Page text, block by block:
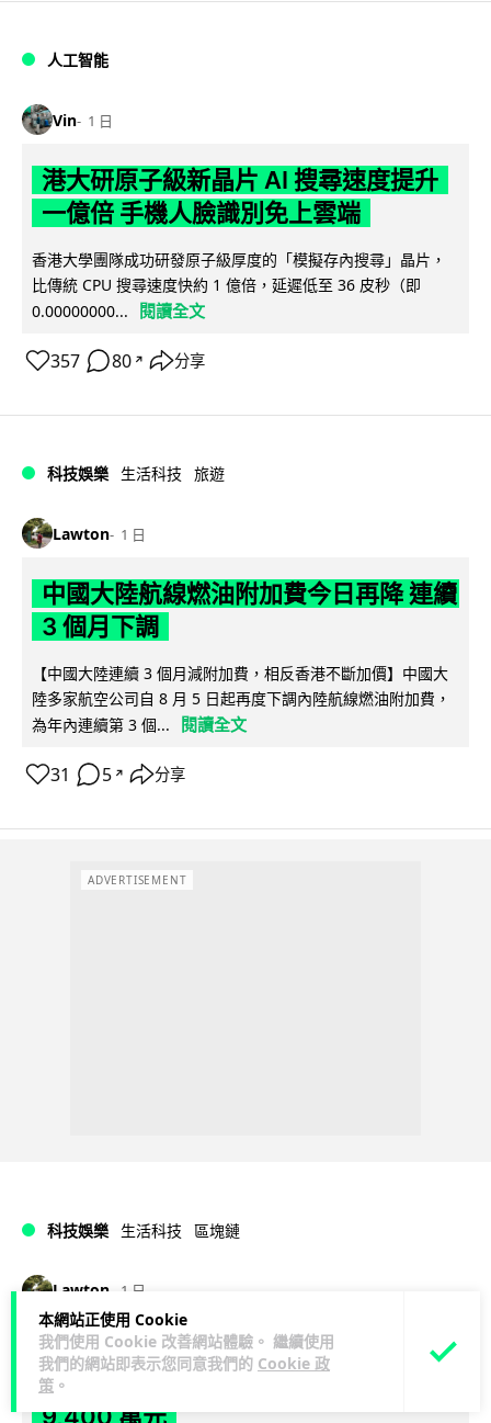
本網站正使用 Cookie
我們使用 Cookie 改善網站體驗。 繼續使用
我們的網站即表示您同意我們的 Cookie 政
策 。
人工智能
Vin 1 日
港大研原子級新晶片 AI 搜尋速度提升
一億倍 手機人臉識別免上雲端
香港大學團隊成功研發原子級厚度的「模擬存內搜尋」晶片，
比傳統 CPU 搜尋速度快約 1 億倍，延遲低至 36 皮秒（即
0.00000000...
閱讀全文
357 80 ↗ 分享
科技娛樂 生活科技 旅遊
Lawton 1 日
中國大陸航線燃油附加費今日再降 連續
3 個月下調
【中國大陸連續 3 個月減附加費，相反香港不斷加價】中國大
陸多家航空公司自 8 月 5 日起再度下調內陸航線燃油附加費，
為年內連續第 3 個...
閱讀全文
31 5 ↗ 分享
ADVERTISEMENT
科技娛樂 生活科技 區塊鏈
Lawton 1 日
Fun Coffee 咖啡騙局爆煲 咖啡包裝虛
擬貨幣投資騙局 港澳警拘 8 人涉款
9,400 萬元